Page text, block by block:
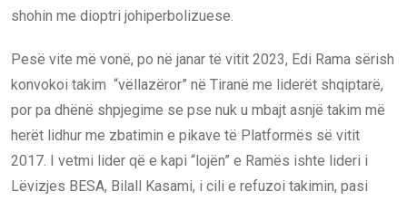
shohin me dioptri johiperbolizuese.
Pesë vite më vonë, po në janar të vitit 2023, Edi Rama sërish
konvokoi takim “vëllazëror” në Tiranë me liderët shqiptarë,
por pa dhënë shpjegime se pse nuk u mbajt asnjë takim më
herët lidhur me zbatimin e pikave të Platformës së vitit
2017. I vetmi lider që e kapi “lojën” e Ramës ishte lideri i
Lëvizjes BESA, Bilall Kasami, i cili e refuzoi takimin, pasi